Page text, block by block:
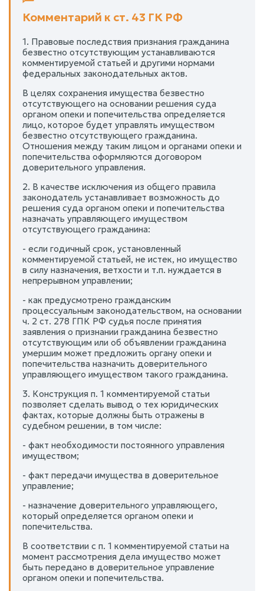
Комментарий к ст. 43 ГК РФ
1. Правовые последствия признания гражданина
безвестно отсутствующим устанавливаются
комментируемой статьей и другими нормами
федеральных законодательных актов.
В целях сохранения имущества безвестно
отсутствующего на основании решения суда
органом опеки и попечительства определяется
лицо, которое будет управлять имуществом
безвестно отсутствующего гражданина.
Отношения между таким лицом и органами опеки и
попечительства оформляются договором
доверительного управления.
2. В качестве исключения из общего правила
законодатель устанавливает возможность до
решения суда органом опеки и попечительства
назначать управляющего имуществом
отсутствующего гражданина:
- если годичный срок, установленный
комментируемой статьей, не истек, но имущество
в силу назначения, ветхости и т.п. нуждается в
непрерывном управлении;
- как предусмотрено гражданским
процессуальным законодательством, на основании
ч. 2 ст. 278 ГПК РФ судья после принятия
заявления о признании гражданина безвестно
отсутствующим или об объявлении гражданина
умершим может предложить органу опеки и
попечительства назначить доверительного
управляющего имуществом такого гражданина.
3. Конструкция п. 1 комментируемой статьи
позволяет сделать вывод о тех юридических
фактах, которые должны быть отражены в
судебном решении, в том числе:
- факт необходимости постоянного управления
имуществом;
- факт передачи имущества в доверительное
управление;
- назначение доверительного управляющего,
который определяется органом опеки и
попечительства.
В соответствии с п. 1 комментируемой статьи на
момент рассмотрения дела имущество может
быть передано в доверительное управление
органом опеки и попечительства.